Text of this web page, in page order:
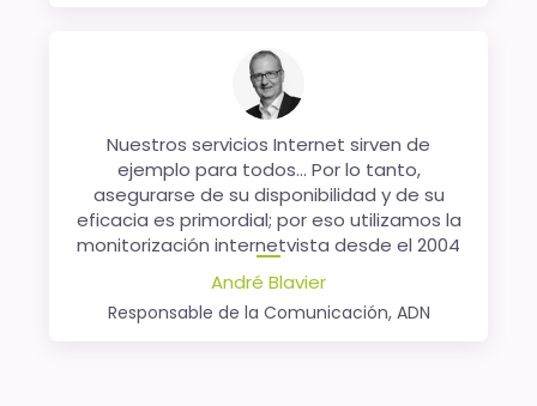
Nuestros servicios Internet sirven de
ejemplo para todos... Por lo tanto,
asegurarse de su disponibilidad y de su
eficacia es primordial; por eso utilizamos la
monitorización internetvista desde el 2004
André Blavier
Responsable de la Comunicación, ADN
Sébastien Delcampe
CEO, Delcampe.net
«Nuestros servicios de Internet deben ser un
ejemplo para todos... De esta forma,
garantizar su disponibilidad y eficacia es